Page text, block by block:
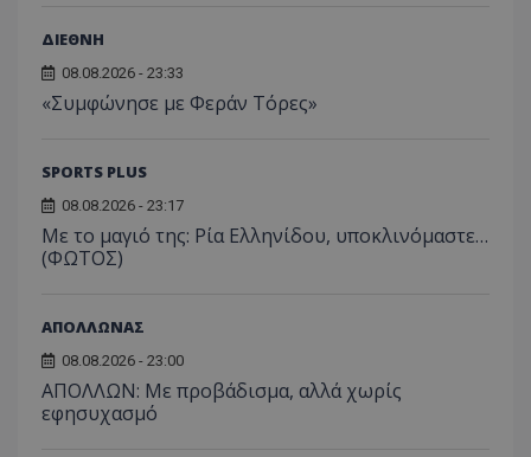
ΔΙΕΘΝΗ
08.08.2026 - 23:33
«Συμφώνησε με Φεράν Τόρες»
SPORTS PLUS
08.08.2026 - 23:17
Με το μαγιό της: Ρία Ελληνίδου, υποκλινόμαστε…
(ΦΩΤΟΣ)
ΑΠΟΛΛΩΝΑΣ
08.08.2026 - 23:00
ΑΠΟΛΛΩΝ: Με προβάδισμα, αλλά χωρίς
εφησυχασμό